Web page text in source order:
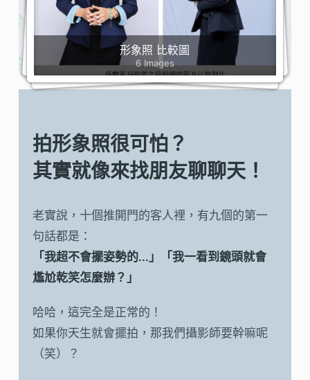
形象照 比較圖
6 Images
拍形象照很可怕？
其實就像來找朋友聊聊天！
老實說，十個推開門的客人裡，有九個的第一
句話都是：
「我超不會擺姿勢的...」「我一看到鏡頭就會
尷尬乾笑怎麼辦？」
哈哈，這完全是正常的！
如果你天生就會擺拍，那我們攝影師要幹嘛呢
（笑）？